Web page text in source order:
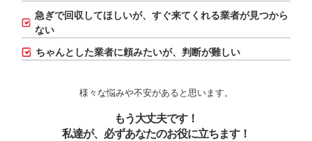
急ぎで回収してほしいが、すぐ来てくれる業者が見つから
ない
ちゃんとした業者に頼みたいが、判断が難しい
様々な悩みや不安があると思います。
もう大丈夫です！
私達が、必ずあなたのお役に立ちます！